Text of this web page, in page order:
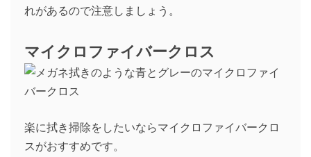
れがあるので注意しましょう。
マイクロファイバークロス
楽に拭き掃除をしたいならマイクロファイバークロ
スがおすすめです。